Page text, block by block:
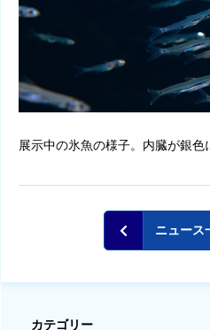
展示中の氷魚の様子。内臓が銀色
ニュース
カテゴリー